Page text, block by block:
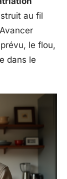
au fil
le flou,
dans le